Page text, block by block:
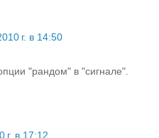
г. в 14:50
"рандом" в "сигнале".
г. в 17:12